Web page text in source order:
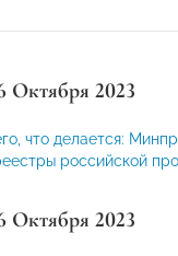
Октября 2023
что делается:
российской
Октября 2023